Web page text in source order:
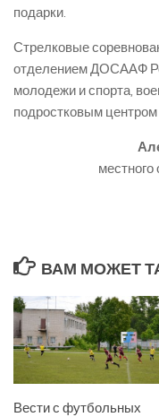
подарки.
Стрелковые
отделением ДОСААФ
молодежи и спорта,
подростковым
ВАМ МОЖЕТ
Вести с футбольных